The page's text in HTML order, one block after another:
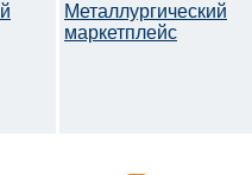
Металлургический
маркетплейс